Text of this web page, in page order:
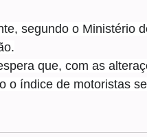
segundo o Ministério
que, com as
o índice de motoristas